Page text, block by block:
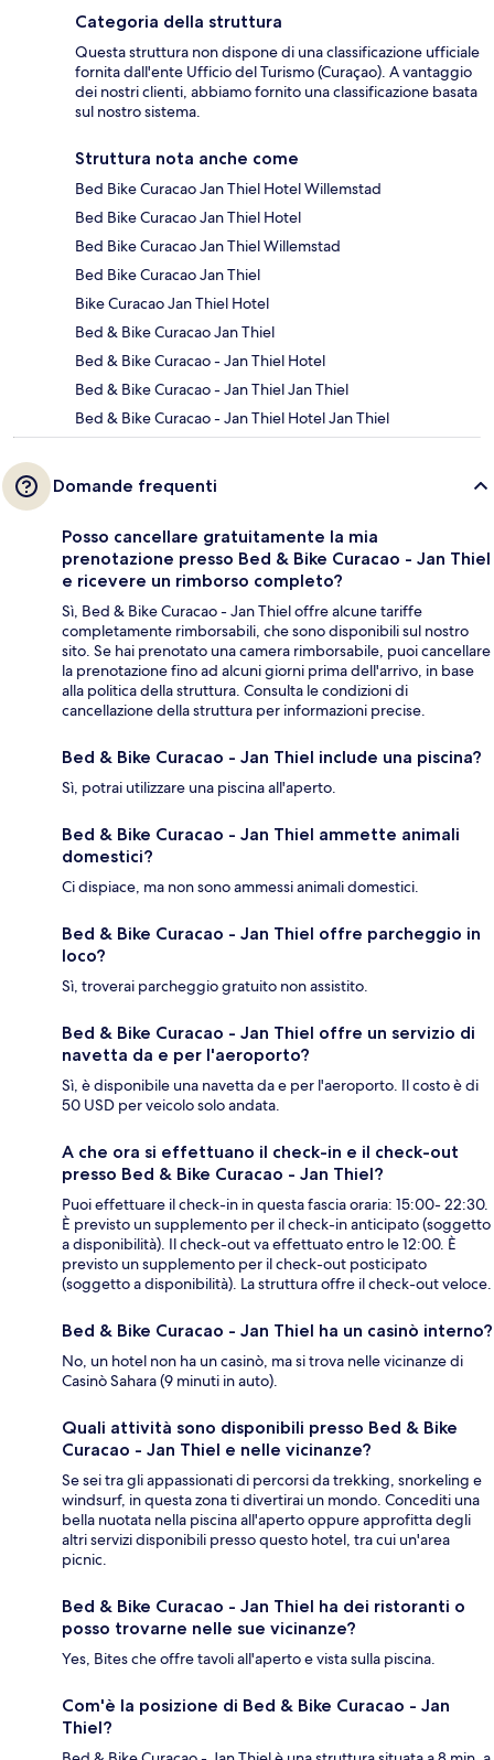
Categoria della struttura
Questa struttura non dispone di una classificazione ufficiale
fornita dall'ente Ufficio del Turismo (Curaçao). A vantaggio
dei nostri clienti, abbiamo fornito una classificazione basata
sul nostro sistema.
Struttura nota anche come
Bed Bike Curacao Jan Thiel Hotel Willemstad
Bed Bike Curacao Jan Thiel Hotel
Bed Bike Curacao Jan Thiel Willemstad
Bed Bike Curacao Jan Thiel
Bike Curacao Jan Thiel Hotel
Bed & Bike Curacao Jan Thiel
Bed & Bike Curacao - Jan Thiel Hotel
Bed & Bike Curacao - Jan Thiel Jan Thiel
Bed & Bike Curacao - Jan Thiel Hotel Jan Thiel
Domande frequenti
Posso cancellare gratuitamente la mia
prenotazione presso Bed & Bike Curacao - Jan Thiel
e ricevere un rimborso completo?
Sì, Bed & Bike Curacao - Jan Thiel offre alcune tariffe
completamente rimborsabili, che sono disponibili sul nostro
sito. Se hai prenotato una camera rimborsabile, puoi cancellare
la prenotazione fino ad alcuni giorni prima dell'arrivo, in base
alla politica della struttura. Consulta le condizioni di
cancellazione della struttura per informazioni precise.
Bed & Bike Curacao - Jan Thiel include una piscina?
Sì, potrai utilizzare una piscina all'aperto.
Bed & Bike Curacao - Jan Thiel ammette animali
domestici?
Ci dispiace, ma non sono ammessi animali domestici.
Bed & Bike Curacao - Jan Thiel offre parcheggio in
loco?
Sì, troverai parcheggio gratuito non assistito.
Bed & Bike Curacao - Jan Thiel offre un servizio di
navetta da e per l'aeroporto?
Sì, è disponibile una navetta da e per l'aeroporto. Il costo è di
50 USD per veicolo solo andata.
A che ora si effettuano il check-in e il check-out
presso Bed & Bike Curacao - Jan Thiel?
Puoi effettuare il check-in in questa fascia oraria: 15:00- 22:30.
È previsto un supplemento per il check-in anticipato (soggetto
a disponibilità). Il check-out va effettuato entro le 12:00. È
previsto un supplemento per il check-out posticipato
(soggetto a disponibilità). La struttura offre il check-out veloce.
Bed & Bike Curacao - Jan Thiel ha un casinò interno?
No, un hotel non ha un casinò, ma si trova nelle vicinanze di
Casinò Sahara (9 minuti in auto).
Quali attività sono disponibili presso Bed & Bike
Curacao - Jan Thiel e nelle vicinanze?
Se sei tra gli appassionati di percorsi da trekking, snorkeling e
windsurf, in questa zona ti divertirai un mondo. Concediti una
bella nuotata nella piscina all'aperto oppure approfitta degli
altri servizi disponibili presso questo hotel, tra cui un'area
picnic.
Bed & Bike Curacao - Jan Thiel ha dei ristoranti o
posso trovarne nelle sue vicinanze?
Yes, Bites che offre tavoli all'aperto e vista sulla piscina.
Com'è la posizione di Bed & Bike Curacao - Jan
Thiel?